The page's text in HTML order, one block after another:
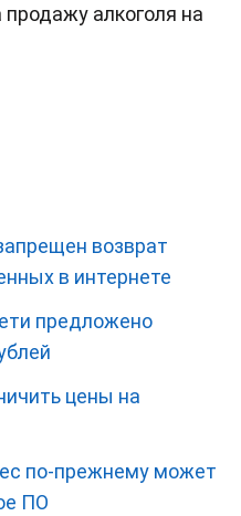
продажу алкоголя на
возврат
в интернете
предложено
цены на
по-прежнему может
ПО